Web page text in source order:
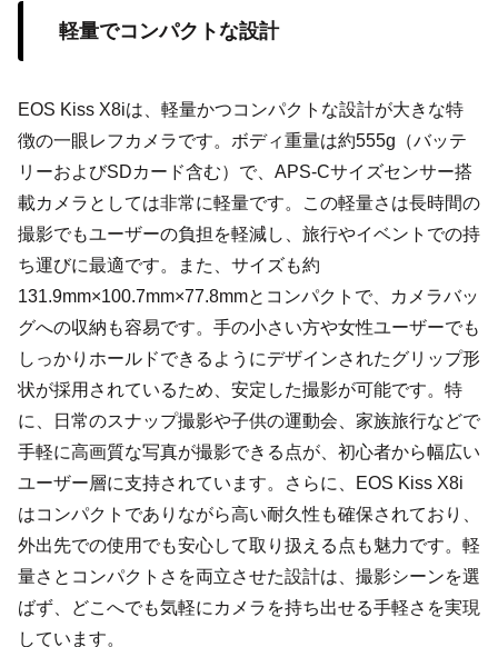
軽量でコンパクトな設計
EOS Kiss X8iは、軽量かつコンパクトな設計が大きな特
徴の一眼レフカメラです。ボディ重量は約555g（バッテ
リーおよびSDカード含む）で、APS-Cサイズセンサー搭
載カメラとしては非常に軽量です。この軽量さは長時間の
撮影でもユーザーの負担を軽減し、旅行やイベントでの持
ち運びに最適です。また、サイズも約
131.9mm×100.7mm×77.8mmとコンパクトで、カメラバッ
グへの収納も容易です。手の小さい方や女性ユーザーでも
しっかりホールドできるようにデザインされたグリップ形
状が採用されているため、安定した撮影が可能です。特
に、日常のスナップ撮影や子供の運動会、家族旅行などで
手軽に高画質な写真が撮影できる点が、初心者から幅広い
ユーザー層に支持されています。さらに、EOS Kiss X8i
はコンパクトでありながら高い耐久性も確保されており、
外出先での使用でも安心して取り扱える点も魅力です。軽
量さとコンパクトさを両立させた設計は、撮影シーンを選
ばず、どこへでも気軽にカメラを持ち出せる手軽さを実現
しています。